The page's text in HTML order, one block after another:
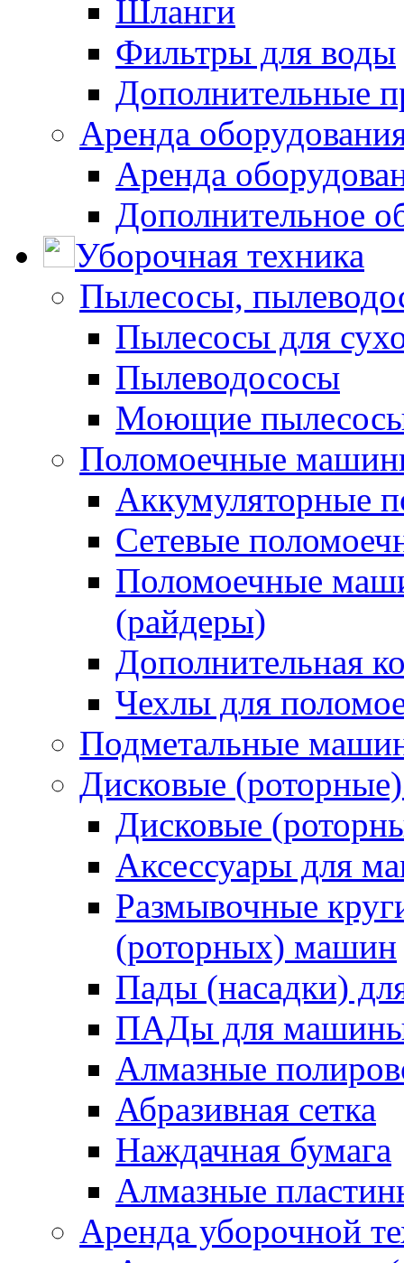
Шланги
Фильтры для воды
Дополнительные
Аренда
Аренда
Дополнительное
Уборочная техника
Пылесосы,
Пылесосы для
Пылеводососы
Моющие пылесосы
Поломоечные
Аккумуляторные
Сетевые
Поломоечные
(райдеры)
Дополнительная
Чехлы для
Подметальные
Дисковые
Дисковые
Аксессуары для
Размывочные
(роторных) машин
Пады (насадки)
ПАДы для
Алмазные
Абразивная сетка
Наждачная бумага
Алмазные
Аренда уборочной